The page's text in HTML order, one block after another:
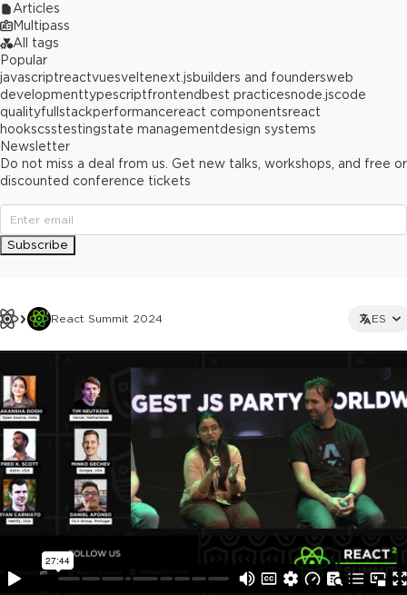
React Summit 2024 ES
Articles
Multipass
All tags
Popular
javascriptreactvuesveltenext.jsbuilders and foundersweb
developmenttypescriptfrontend best practicesnode.jscode
qualityfullstackperformancereact componentsreact
hookscsstestingstate managementdesign systems
Newsletter
Do not miss a deal from us. Get new talks, workshops, and free or
discounted conference tickets
Subscribe